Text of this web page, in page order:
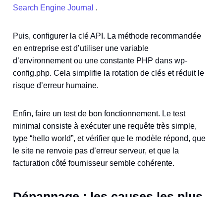
Search Engine Journal .
Puis, configurer la clé API. La méthode recommandée
en entreprise est d’utiliser une variable
d’environnement ou une constante PHP dans wp-
config.php. Cela simplifie la rotation de clés et réduit le
risque d’erreur humaine.
Enfin, faire un test de bon fonctionnement. Le test
minimal consiste à exécuter une requête très simple,
type “hello world”, et vérifier que le modèle répond, que
le site ne renvoie pas d’erreur serveur, et que la
facturation côté fournisseur semble cohérente.